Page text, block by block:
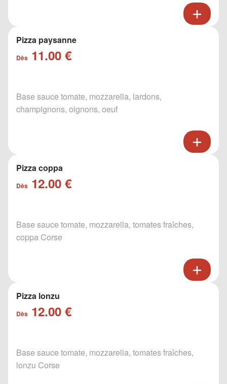
Pizza paysanne
Dès 11.00 €
Base sauce tomate, mozzarella, lardons,
champignons, oignons, oeuf
Pizza coppa
Dès 12.00 €
Base sauce tomate, mozzarella, tomates fraîches,
coppa Corse
Pizza lonzu
Dès 12.00 €
Base sauce tomate, mozzarella, tomates fraîches,
lonzu Corse